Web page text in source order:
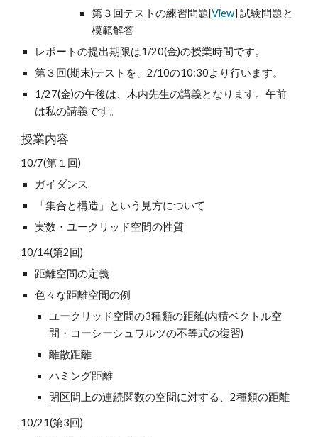
第３回テストの練習問題[View] 試験問題と
模範解答
レポートの提出期限は1/20(金)の授業時間です。
第３回(期末)テストを、2/10の10:30より行います。
1/27(金)の午後は、木内先生の講義となります。午前
は私の講義です。
授業内容
10/7(第１回)
ガイダンス
「集合と構造」という見方について
実数・ユークリッド空間の性質
10/14(第2回)
距離空間の定義
色々な距離空間の例
ユークリッド空間の3種類の距離(内積ベクトル空
間・コーシーシュワルツの不等式の復習)
離散距離
ハミング距離
閉区間上の連続関数の空間に対する、2種類の距離
10/21(第3回)